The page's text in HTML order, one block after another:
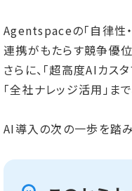
Agentspaceの「自律性
連携がもたらす競争優
さらに、「超高度AIカス
「全社ナレッジ活用」ま
AI導入の次の一歩を踏